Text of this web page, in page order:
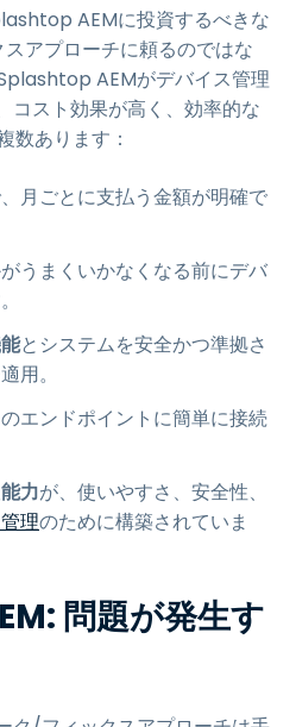
AEMに投資するべきな
アプローチに頼るのではな
AEMがデバイス管理
コスト効果が高く、効率的な
数あります：
月ごとに支払う金額が明確で
うまくいかなくなる前にデバ
とシステムを安全かつ準拠さ
用。
エンドポイントに簡単に接続
力が、使いやすさ、安全性、
理のために構築されていま
問題が発生す